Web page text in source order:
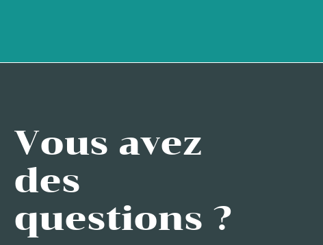
Vous avez
des
questions ?